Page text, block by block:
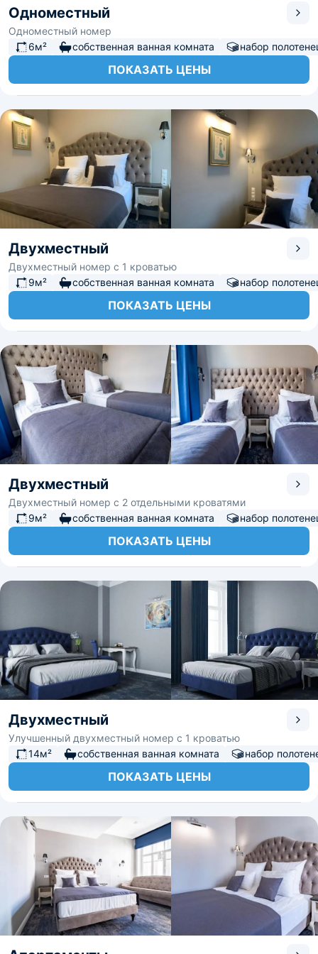
Одноместный
Одноместный номер
6м²
собственная ванная комната набор
ПОКАЗАТЬ ЦЕНЫ
Двухместный
Двухместный номер с 1 кроватью
9м²
собственная ванная комната набор
ПОКАЗАТЬ ЦЕНЫ
Двухместный
Двухместный номер с 2 отдельными кроватями
9м²
собственная ванная комната набор
ПОКАЗАТЬ ЦЕНЫ
Двухместный
Улучшенный двухместный номер с 1 кроватью
14м²
собственная ванная комната набор
ПОКАЗАТЬ ЦЕНЫ